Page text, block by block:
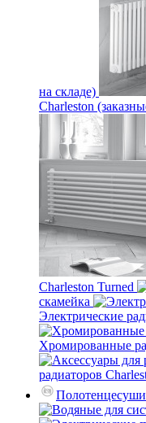
на складе)
Charleston
Charleston Turned
скамейка
Электрические
Хромированные
радиаторов